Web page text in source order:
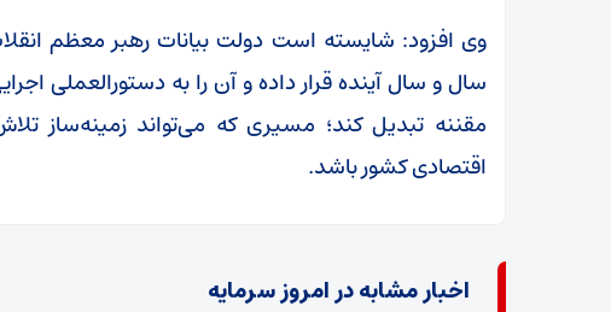
وی افزود: شایسته است دولت بیانات رهبر معظم
سال و سال آینده قرار داده و آن را به دستورالعملی
مقننه تبدیل کند؛ مسیری که می‌تواند زمینه‌ساز
اقتصادی کشور باشد.
اخبار مشابه در امروز سرمایه